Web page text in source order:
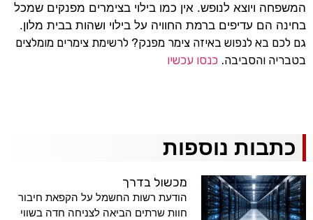
המשפחה ויוצא לנופש. אין כמו בילוי בצימרים מפנקים שמכל
בחינה הם עדיפים ברמת החוויה על בילוי ושהות בבית מלון.
גם לכם בא לנפוש באיזה צימר מפנק? לרשימת צימרים מומלצים
בטבריה והסביבה. כנסו עכשיו
כתבות נוספות
מכשול בדרך
הודעת רשות החשמל על הקפאת חיבור
חוות שרתים הביאה לצניחה חדה בשווי